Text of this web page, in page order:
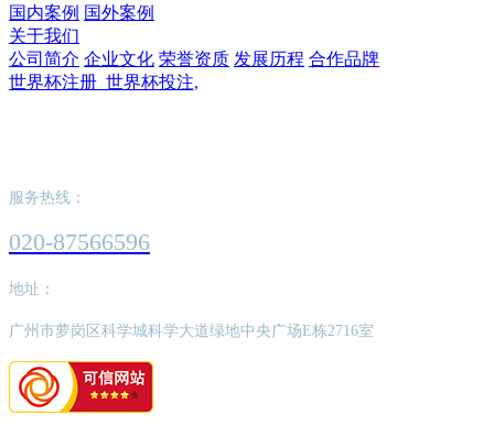
国内案例 国外案例
关于我们
公司简介 企业文化 荣誉资质 发展历程 合作品牌
世界杯注册_世界杯投注,
服务热线：
020-87566596
地址：
广州市萝岗区科学城科学大道绿地中央广场E栋2716室